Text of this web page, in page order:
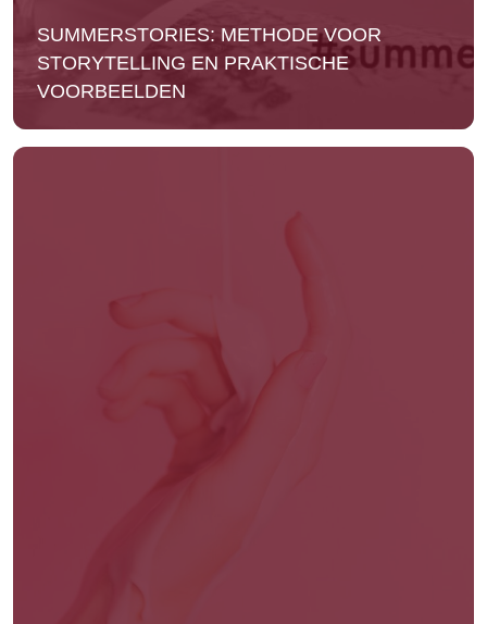
SUMMERSTORIES: METHODE VOOR
STORYTELLING EN PRAKTISCHE
VOORBEELDEN